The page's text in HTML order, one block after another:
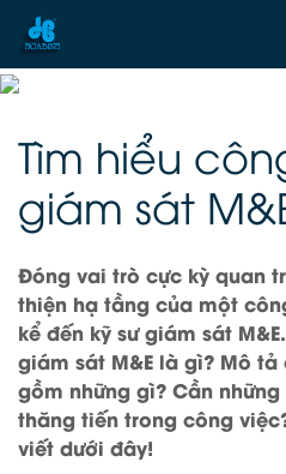
Tìm hiểu
giám sát
Đóng vai trò cực kỳ quan
thiện hạ tầng của một
kể đến kỹ sư giám sát
giám sát M&E là gì? Mô
gồm những gì? Cần
thăng tiến trong công
viết dưới đây!